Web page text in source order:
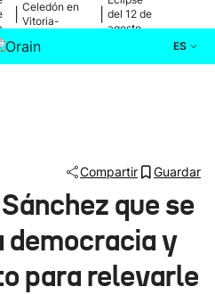
Celedón en
Vitoria-
del 12 de
agosto
ES
Compartir Guardar
que se
democracia y
para relevarle